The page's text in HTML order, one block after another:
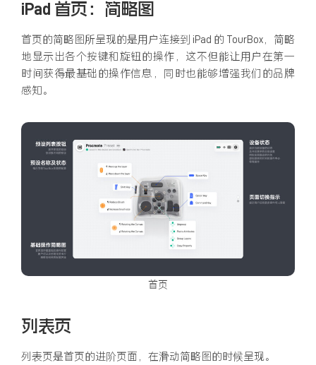
iPad 首页：简略图
首页的简略图所呈现的是用户连接到 iPad 的 TourBox，简略
地显示出各个按键和旋钮的操作，这不但能让用户在第一
时间获得最基础的操作信息，同时也能够增强我们的品牌
感知。
首页
列表页
列表页是首页的进阶页面，在滑动简略图的时候呈现。